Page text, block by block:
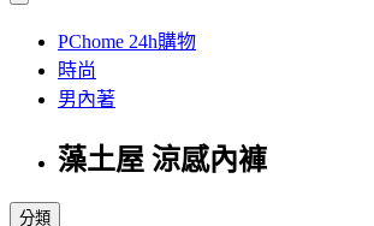
PChome 24h購物
時尚
男內著
藻土屋 涼感內褲
分類